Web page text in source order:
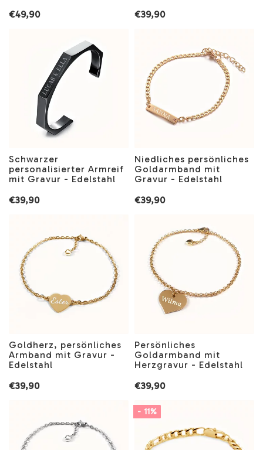
€49,90
€39,90
Schwarzer
personalisierter Armreif
mit Gravur - Edelstahl
€39,90
Niedliches persönliches
Goldarmband mit
Gravur - Edelstahl
€39,90
Goldherz, persönliches
Armband mit Gravur -
Edelstahl
€39,90
Persönliches
Goldarmband mit
Herzgravur - Edelstahl
€39,90
- 11%